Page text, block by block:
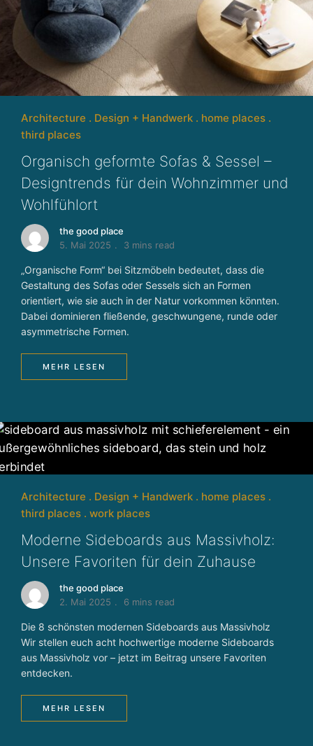
Architecture Design + Handwerk
home places
third places
Organisch geformte Sofas & Sessel –
Designtrends für dein Wohnzimmer und
Wohlfühlort
the good place
5. Mai 2025
3 mins read
„Organische Form“ bei Sitzmöbeln bedeutet, dass die
Gestaltung des Sofas oder Sessels sich an Formen
orientiert, wie sie auch in der Natur vorkommen könnten.
Dabei dominieren fließende, geschwungene, runde oder
asymmetrische Formen.
MEHR LESEN
Architecture Design + Handwerk
home places
third places
work places
Moderne Sideboards aus Massivholz:
Unsere Favoriten für dein Zuhause
the good place
2. Mai 2025
6 mins read
Die 8 schönsten modernen Sideboards aus Massivholz
Wir stellen euch acht hochwertige moderne Sideboards
aus Massivholz vor – jetzt im Beitrag unsere Favoriten
entdecken.
MEHR LESEN